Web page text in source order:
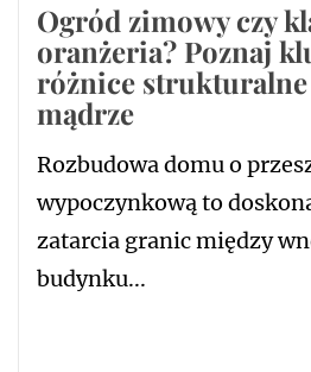
Ogród zimowy czy
oranżeria? Poznaj
różnice
mądrze
Rozbudowa domu o
wypoczynkową to
zatarcia granic między
budynku...